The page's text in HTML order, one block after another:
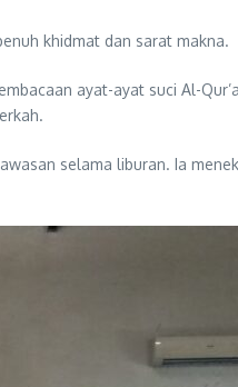
khidmat dan sarat makna.
ayat-ayat suci Al-
selama liburan. Ia